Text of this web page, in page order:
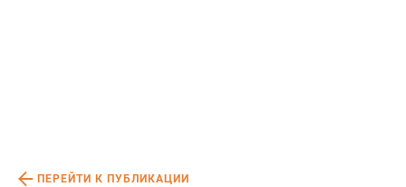
ПЕРЕЙТИ К ПУБЛИКАЦИИ